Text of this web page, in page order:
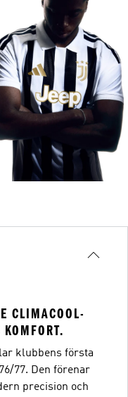
CLIMACOOL-
klubbens första
77. Den förenar
precision och